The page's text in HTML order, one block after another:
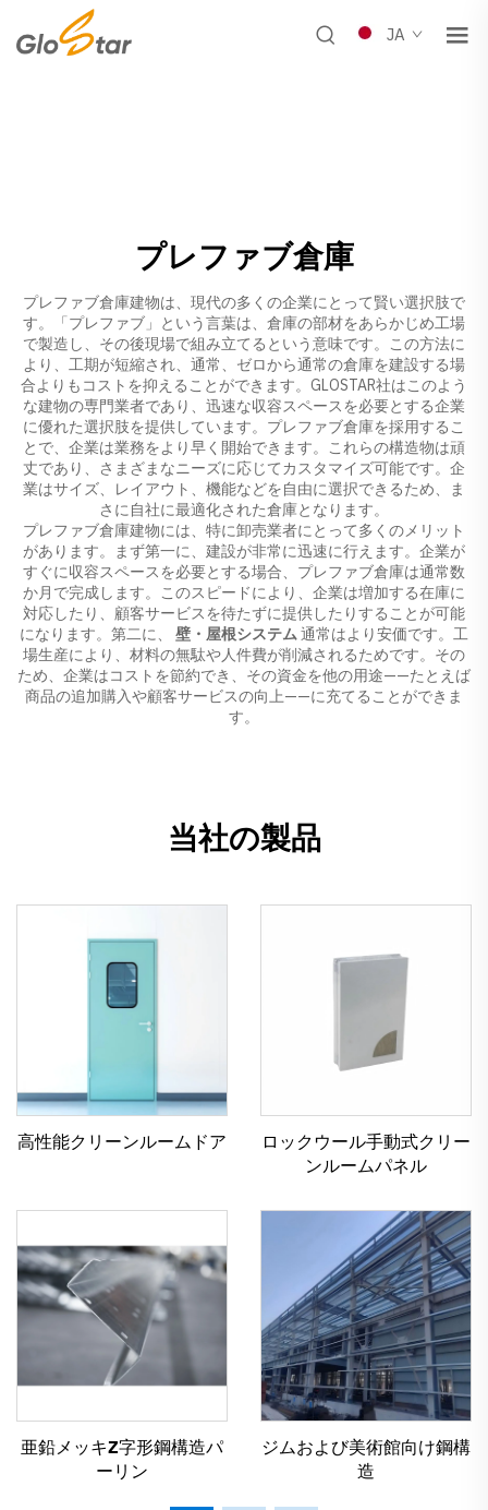
JA
プレファブ倉庫
プレファブ倉庫建物は、現代の多くの企業にとって賢い選択肢で
す。「プレファブ」という言葉は、倉庫の部材をあらかじめ工場
で製造し、その後現場で組み立てるという意味です。この方法に
より、工期が短縮され、通常、ゼロから通常の倉庫を建設する場
合よりもコストを抑えることができます。GLOSTAR社はこのよう
な建物の専門業者であり、迅速な収容スペースを必要とする企業
に優れた選択肢を提供しています。プレファブ倉庫を採用するこ
とで、企業は業務をより早く開始できます。これらの構造物は頑
丈であり、さまざまなニーズに応じてカスタマイズ可能です。企
業はサイズ、レイアウト、機能などを自由に選択できるため、ま
さに自社に最適化された倉庫となります。
プレファブ倉庫建物には、特に卸売業者にとって多くのメリット
があります。まず第一に、建設が非常に迅速に行えます。企業が
すぐに収容スペースを必要とする場合、プレファブ倉庫は通常数
か月で完成します。このスピードにより、企業は増加する在庫に
対応したり、顧客サービスを待たずに提供したりすることが可能
になります。第二に、 壁・屋根システム通常はより安価です。工
場生産により、材料の無駄や人件費が削減されるためです。その
ため、企業はコストを節約でき、その資金を他の用途——たとえば
商品の追加購入や顧客サービスの向上——に充てることができま
す。
当社の製品
高性能クリーンルームドア
ロックウール手動式クリー
ンルームパネル
亜鉛メッキZ字形鋼構造パ
ーリン
ジムおよび美術館向け鋼構
造